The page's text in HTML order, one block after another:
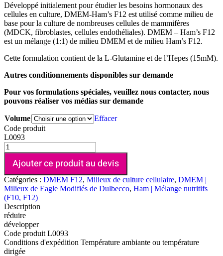
Développé initialement pour étudier les besoins hormonaux des
cellules en culture, DMEM-Ham’s F12 est utilisé comme milieu de
base pour la culture de nombreuses cellules de mammifères
(MDCK, fibroblastes, cellules endothéliales). DMEM – Ham’s F12
est un mélange (1:1) de milieu DMEM et de milieu Ham’s F12.
Cette formulation contient de la L-Glutamine et de l’Hepes (15mM).
Autres conditionnements disponibles sur demande
Pour vos formulations spéciales, veuillez nous contacter, nous
pouvons réaliser vos médias sur demande
Volume
Effacer
Code produit
L0093
Ajouter ce produit au devis
Catégories : DMEM F12, Milieux de culture cellulaire, DMEM |
Milieux de Eagle Modifiés de Dulbecco, Ham | Mélange nutritifs
(F10, F12)
Description
réduire
développer
Code produit L0093
Conditions d'expédition Température ambiante ou température
dirigée